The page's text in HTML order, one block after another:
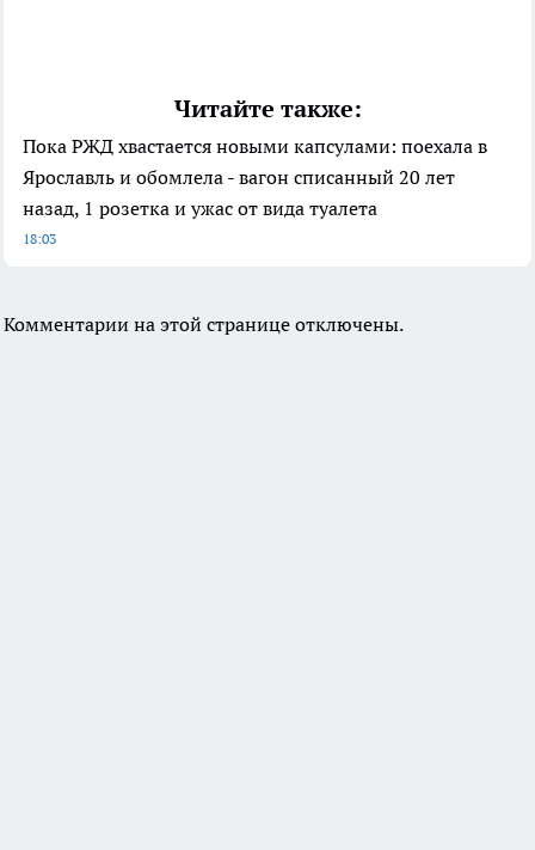
Читайте также:
Пока РЖД хвастается новыми капсулами: поехала в
Ярославль и обомлела - вагон списанный 20 лет
назад, 1 розетка и ужас от вида туалета
18:03
Комментарии на этой странице отключены.